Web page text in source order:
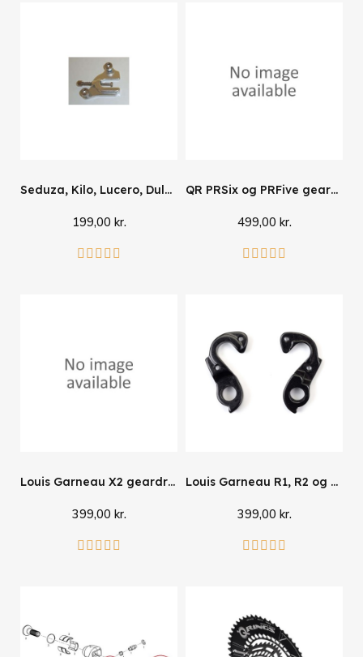
Seduza, Kilo, Lucero, Dulce drop NDS
199,00 kr.
    
QR PRSix og PRFive geardrop
499,00 kr.
    
Louis Garneau X2 geardrop
399,00 kr.
    
Louis Garneau R1, R2 og E1 geardrop
399,00 kr.
    